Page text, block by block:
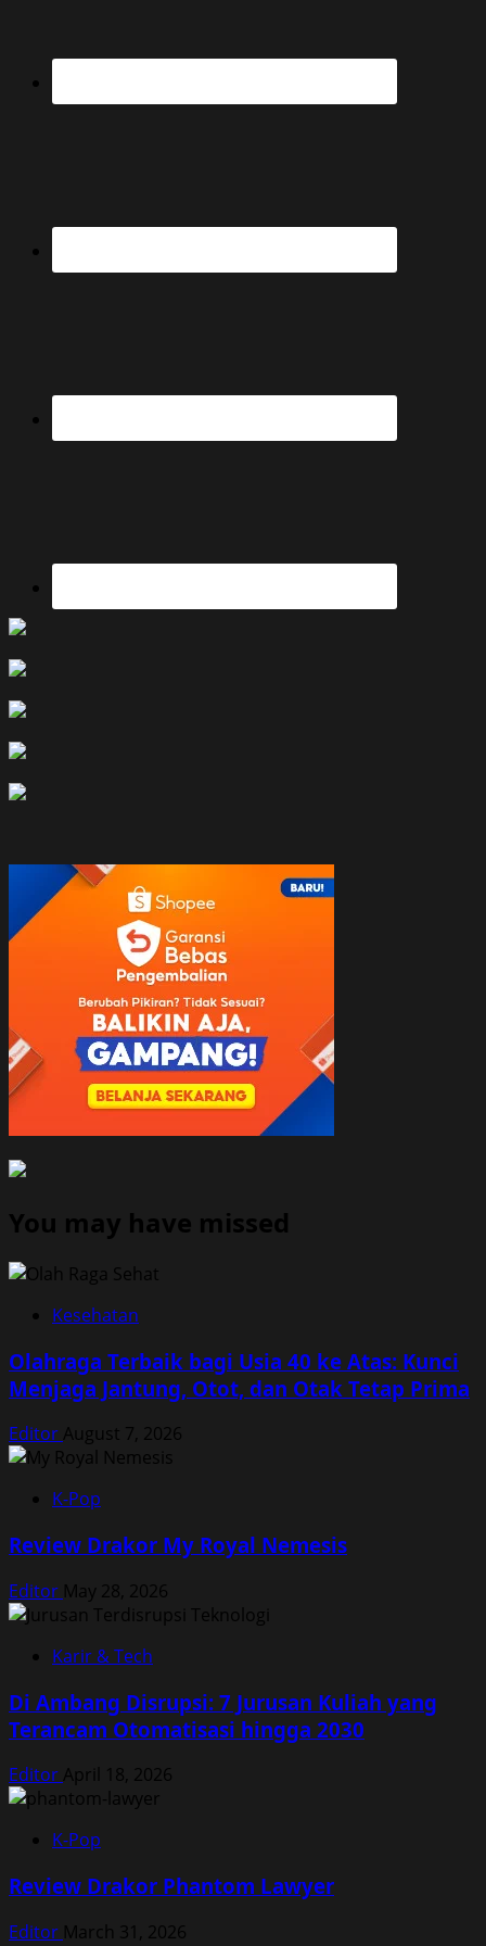
You may have missed
Kesehatan
Olahraga Terbaik bagi Usia 40 ke Atas: Kunci
Menjaga Jantung, Otot, dan Otak Tetap Prima
Editor August 7, 2026
K-Pop
Review Drakor My Royal Nemesis
Editor May 28, 2026
Karir & Tech
Di Ambang Disrupsi: 7 Jurusan Kuliah yang
Terancam Otomatisasi hingga 2030
Editor April 18, 2026
K-Pop
Review Drakor Phantom Lawyer
Editor March 31, 2026